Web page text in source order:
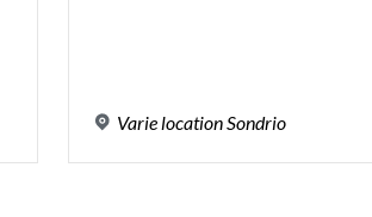
VarielocationSondrio